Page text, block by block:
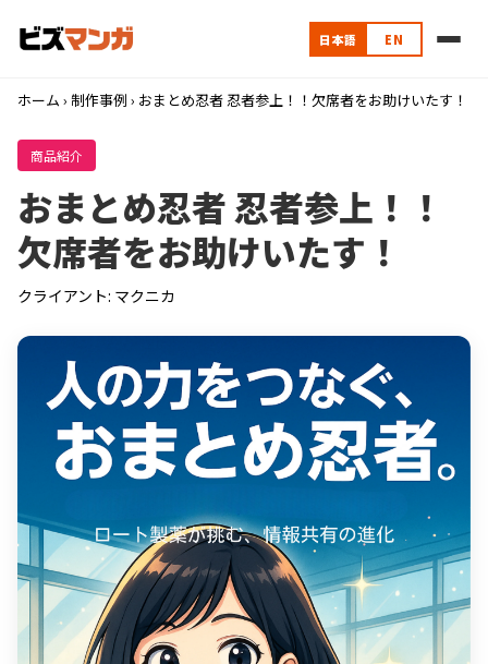
日本語 EN
ホーム › 制作事例 › おまとめ忍者 忍者参上！！欠席者をお助けいたす！
商品紹介
おまとめ忍者 忍者参上！！
欠席者をお助けいたす！
クライアント: マクニカ